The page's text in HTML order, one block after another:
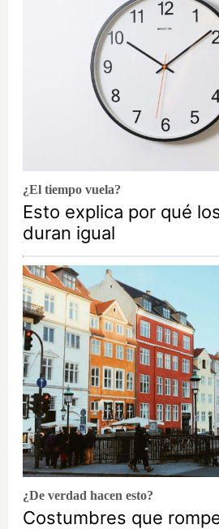
¿El tiempo vuela?
Esto explica por qué
duran igual
¿De verdad hacen esto?
Costumbres que